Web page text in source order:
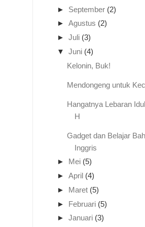
► September (2)
► Agustus (2)
► Juli (3)
▼
Juni (4)
Kelonin, Buk!
Mendongeng untuk
Hangatnya Lebaran
H
Gadget dan Belajar
Inggris
► Mei (5)
► April (4)
► Maret (5)
► Februari (5)
► Januari (3)